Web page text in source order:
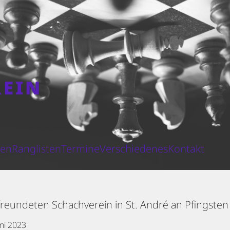
RanglistenTermineVerschiedenesKontakt
Schachverein in St. André an
2023